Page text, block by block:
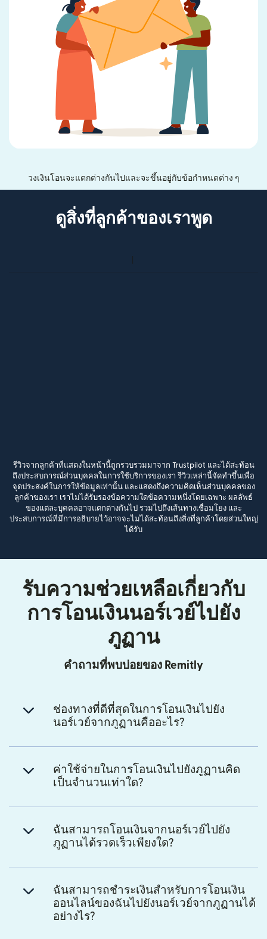
วงเงินโอนจะแตกต่างกันไปและจะขึ้นอยู่กับข้อกำหนดต่าง ๆ
ดูสิ่งที่ลูกค้าของเราพูด
รีวิวจากลูกค้าที่แสดงในหน้านี้ถูกรวบรวมมาจาก Trustpilot และได้สะท้อน
ถึงประสบการณ์ส่วนบุคคลในการใช้บริการของเรา รีวิวเหล่านี้จัดทำขึ้นเพื่อ
จุดประสงค์ในการให้ข้อมูลเท่านั้น และแสดงถึงความคิดเห็นส่วนบุคคลของ
ลูกค้าของเรา เราไม่ได้รับรองข้อความใดข้อความหนึ่งโดยเฉพาะ ผลลัพธ์
ของแต่ละบุคคลอาจแตกต่างกันไป รวมไปถึงเส้นทางเชื่อมโยง และ
ประสบการณ์ที่มีการอธิบายไว้อาจจะไม่ได้สะท้อนถึงสิ่งที่ลูกค้าโดยส่วนใหญ่
ได้รับ
รับความช่วยเหลือเกี่ยวกับ
การโอนเงินนอร์เวย์ไปยัง
ภูฏาน
คำถามที่พบบ่อยของ Remitly
ช่องทางที่ดีที่สุดในการโอนเงินไปยัง
นอร์เวย์จากภูฏานคืออะไร?
ค่าใช้จ่ายในการโอนเงินไปยังภูฏานคิด
เป็นจำนวนเท่าใด?
ฉันสามารถโอนเงินจากนอร์เวย์ไปยัง
ภูฏานได้รวดเร็วเพียงใด?
ฉันสามารถชำระเงินสำหรับการโอนเงิน
ออนไลน์ของฉันไปยังนอร์เวย์จากภูฏานได้
อย่างไร?